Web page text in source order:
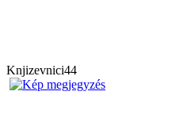
Knjizevnici44